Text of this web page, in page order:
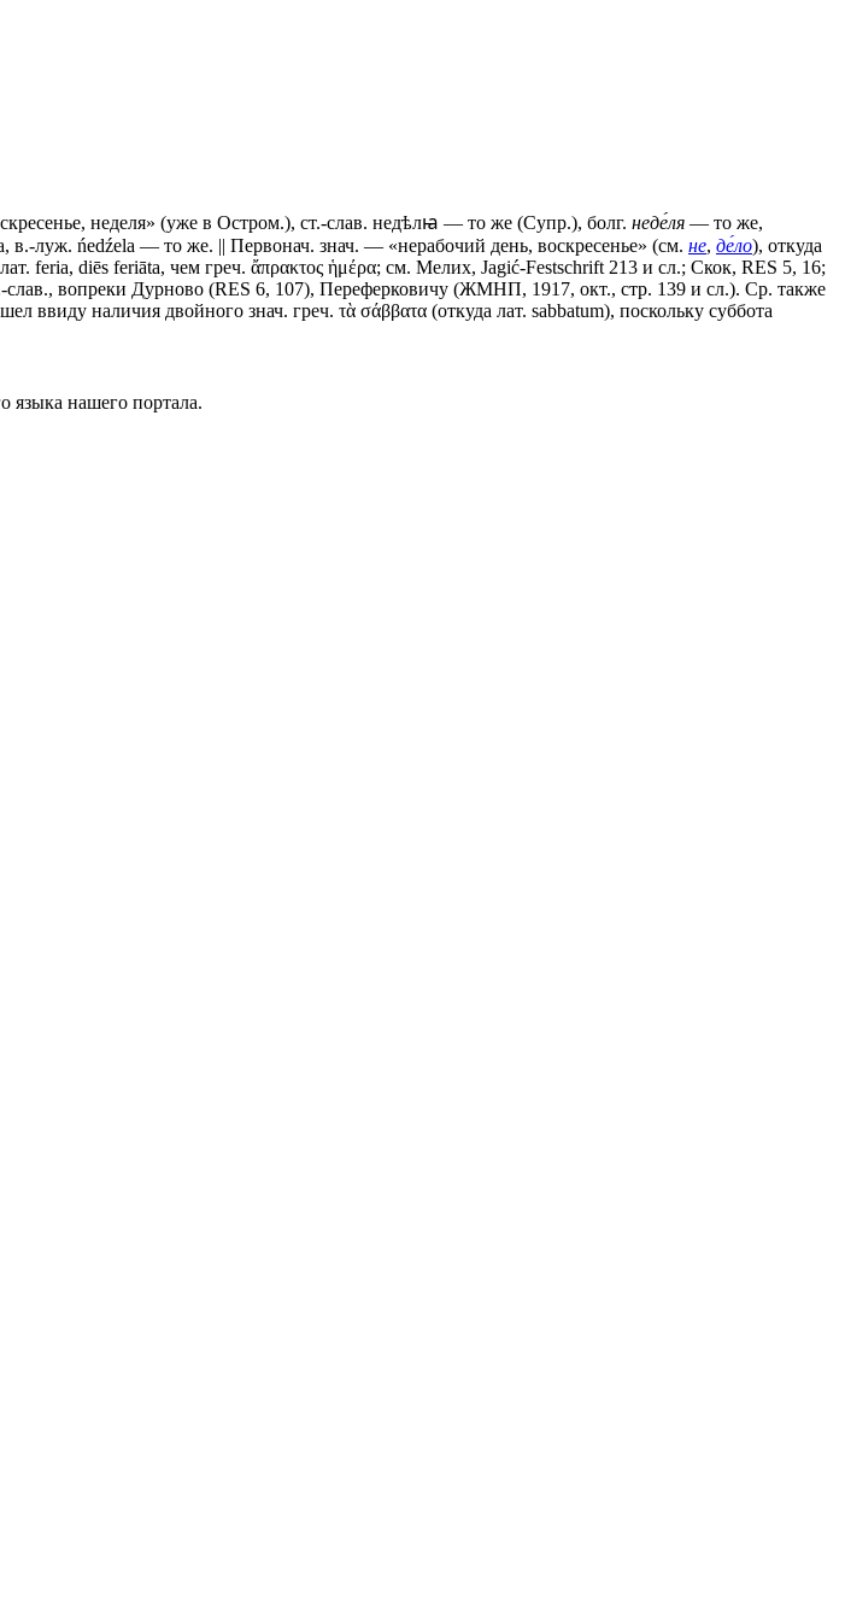
неделя» (уже в Остром.), ст.-слав. недѣлꙗ — то же (Супр.), болг. неде́ля — то же,
в.-луж. ńedźela — то же. || Первонач. знач. — «нерабочий день, воскресенье» (см. не, де́ло), откуда
feria, diēs feriāta, чем греч. ἄπρακτος ἡμέρα; см. Мелих, Jagić-Festschrift 213 и сл.; Скок, RЕS 5, 16;
слав., вопреки Дурново (RЕS 6, 107), Переферковичу (ЖМНП, 1917, окт., стр. 139 и сл.). Ср. также
ввиду наличия двойного знач. греч. τὰ σάββατα (откуда лат. sabbatum), поскольку суббота
языка нашего портала.